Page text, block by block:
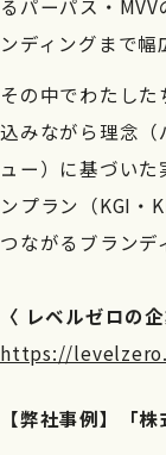
るパーパス・
ンディングまで幅
その中でわたし
込みながら理念（
ュー）に基づい
ンプラン（KGI・
つながるブランデ
〈 レベルゼロの
https://
【弊社事例】「株